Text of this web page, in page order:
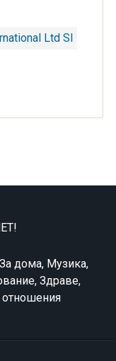
Ltd SI
дома, Музика,
Здраве,